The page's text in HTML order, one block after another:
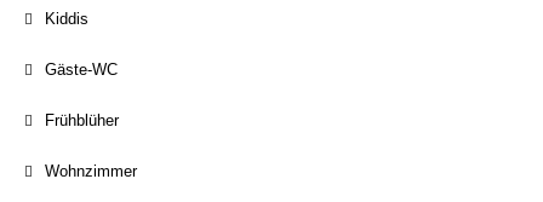
Kiddis
Gäste-WC
Frühblüher
Wohnzimmer